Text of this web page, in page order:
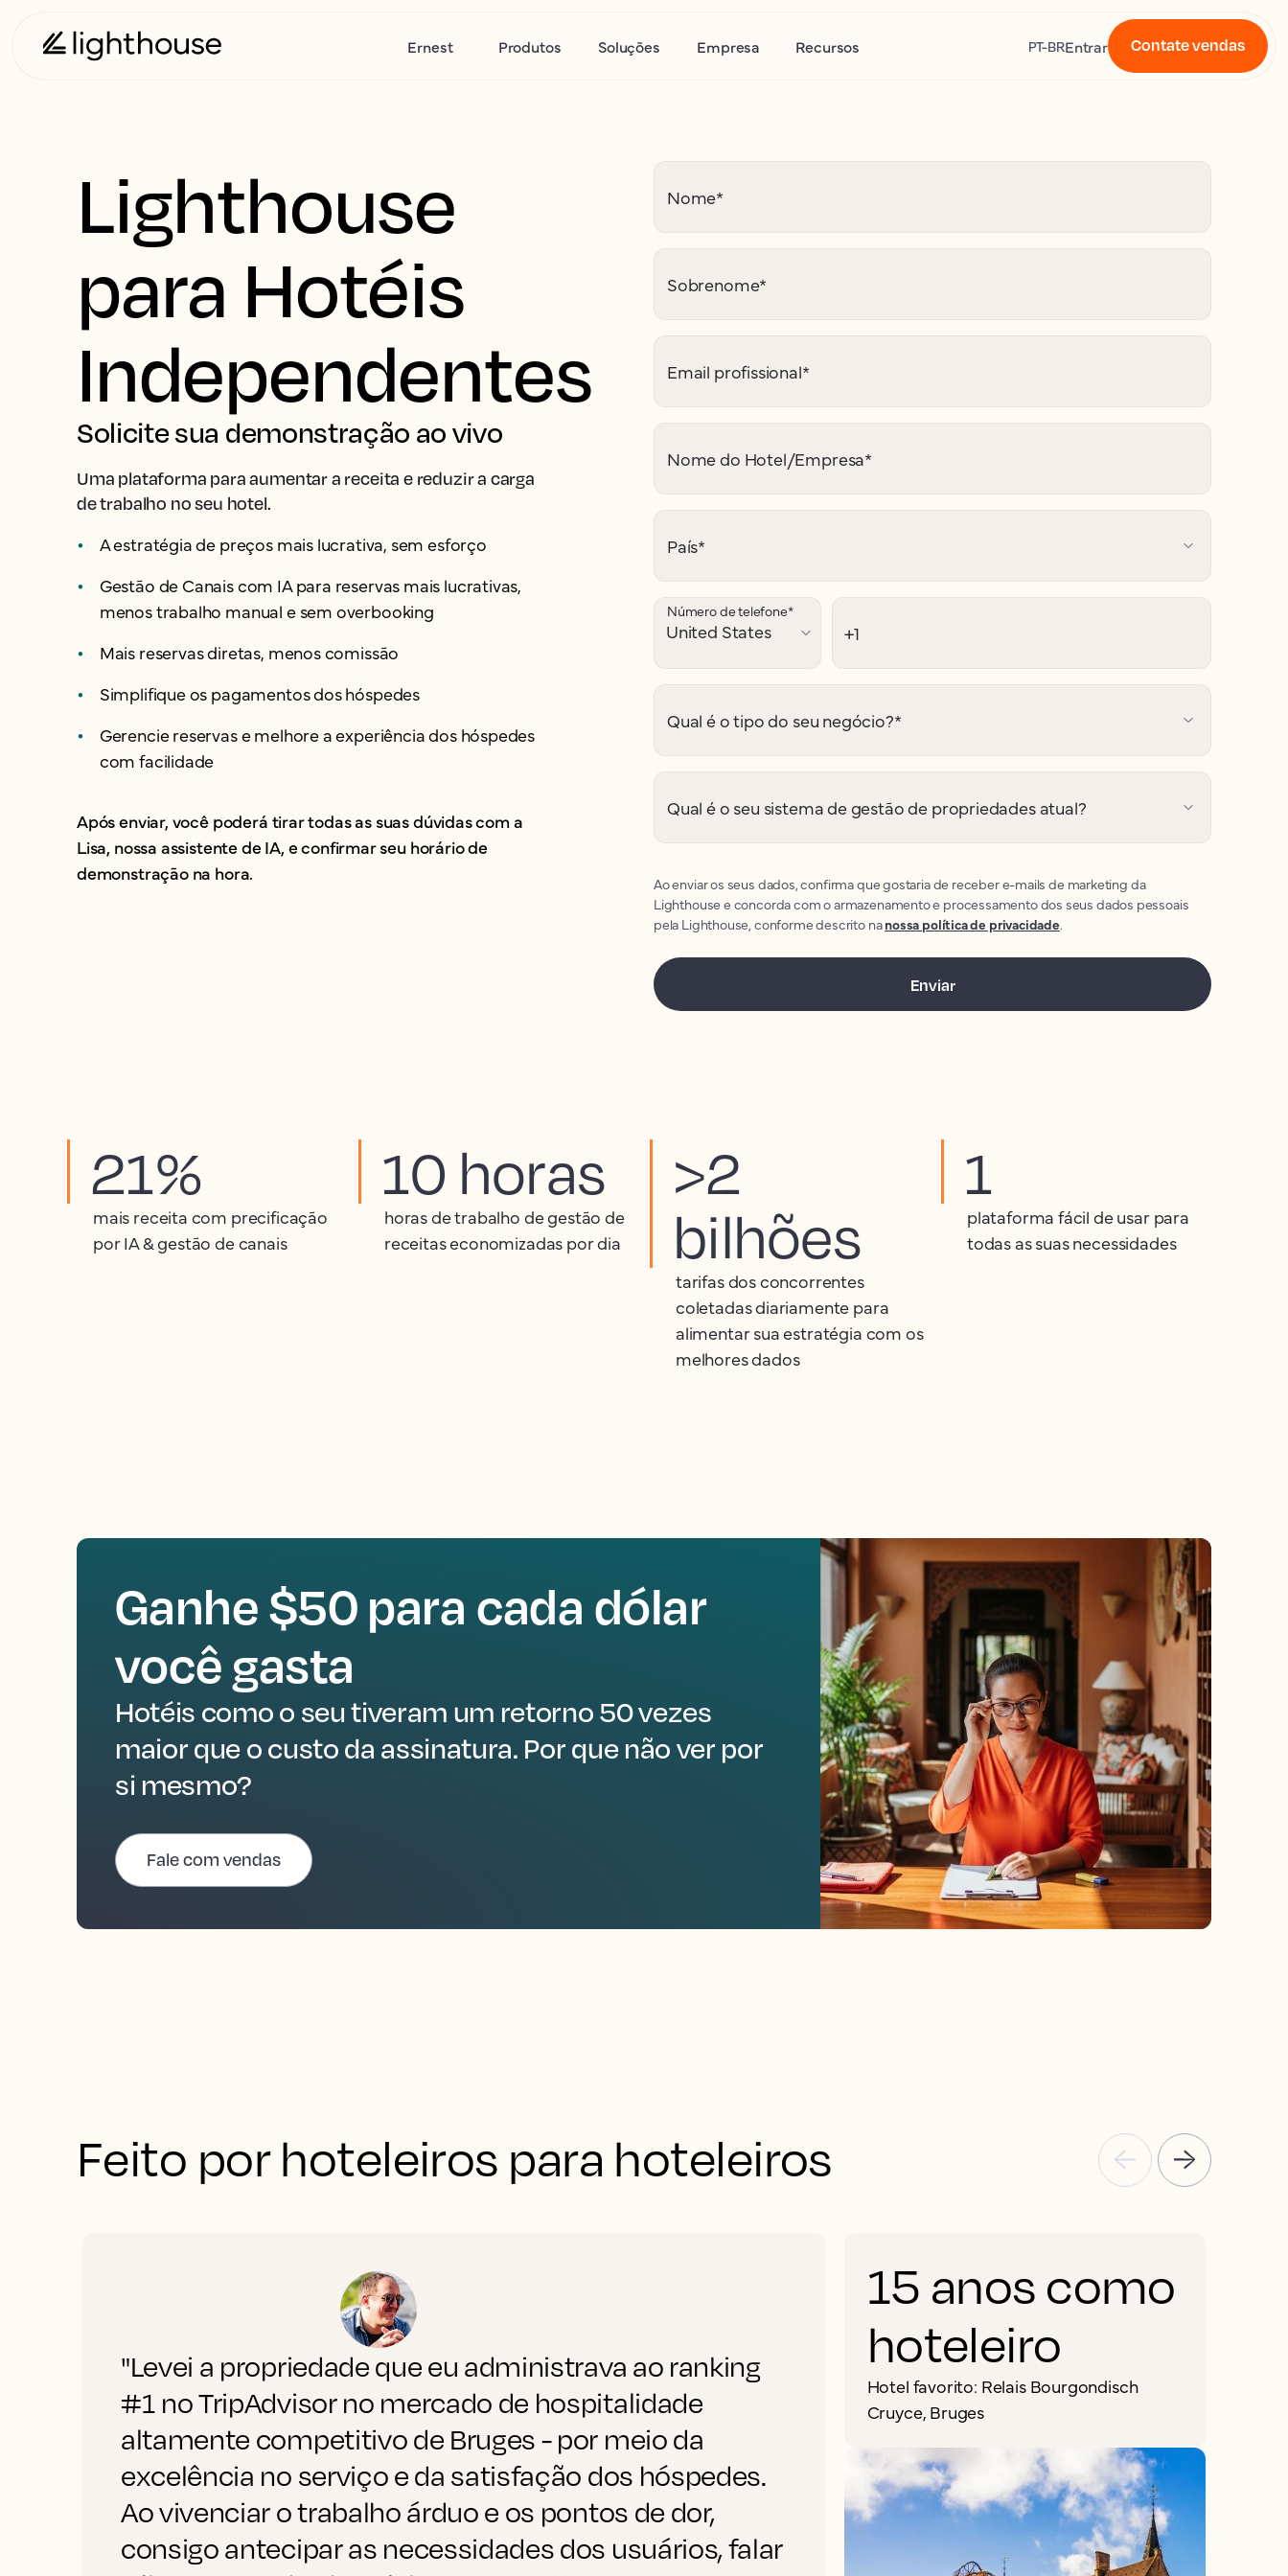
Ernest Produtos Soluções Empresa Recursos PT-BREntrar Contate vendas
Lighthouse
para Hotéis
Independentes
Solicite sua demonstração ao vivo
Uma plataforma para aumentar a receita e reduzir a carga
de trabalho no seu hotel.
A estratégia de preços mais lucrativa, sem esforço
Gestão de Canais com IA para reservas mais lucrativas,
menos trabalho manual e sem overbooking
Mais reservas diretas, menos comissão
Simplifique os pagamentos dos hóspedes
Gerencie reservas e melhore a experiência dos hóspedes
com facilidade
Após enviar, você poderá tirar todas as suas dúvidas com a
Lisa, nossa assistente de IA, e confirmar seu horário de
demonstração na hora.
Nome*
Sobrenome*
Email profissional*
Nome do Hotel/Empresa*
País*
Número de telefone*
Qual é o tipo do seu negócio?*
Qual é o seu sistema de gestão de propriedades atual?
Ao enviar os seus dados, confirma que gostaria de receber e-mails de marketing da
Lighthouse e concorda com o armazenamento e processamento dos seus dados pessoais
pela Lighthouse, conforme descrito nanossa política de privacidade.
21%
mais receita com precificação
por IA & gestão de canais
10 horas
horas de trabalho de gestão de
receitas economizadas por dia
>2
bilhões
tarifas dos concorrentes
coletadas diariamente para
alimentar sua estratégia com os
melhores dados
1
plataforma fácil de usar para
todas as suas necessidades
Ganhe $50 para cada dólar
você gasta
Hotéis como o seu tiveram um retorno 50 vezes
maior que o custo da assinatura. Por que não ver por
si mesmo?
Fale com vendas
Feito por hoteleiros para hoteleiros
"Levei a propriedade que eu administrava ao ranking
#1 no TripAdvisor no mercado de hospitalidade
altamente competitivo de Bruges - por meio da
excelência no serviço e da satisfação dos hóspedes.
Ao vivenciar o trabalho árduo e os pontos de dor,
consigo antecipar as necessidades dos usuários, falar
15 anos como
hoteleiro
Hotel favorito: Relais Bourgondisch
Cruyce, Bruges